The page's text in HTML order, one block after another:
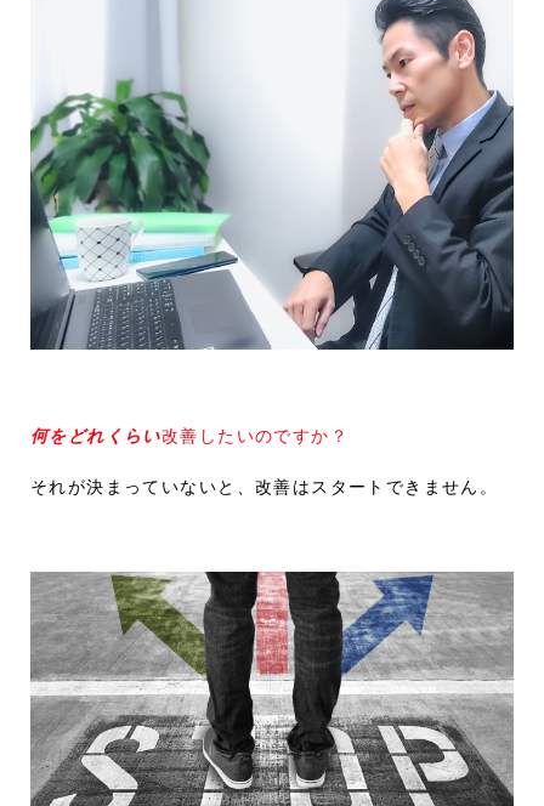
何をどれくらい改善したいのですか？
それが決まっていないと、改善はスタートできません。